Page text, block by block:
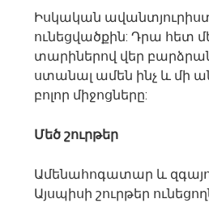
Իսկական
ունեցվածքին: Դրա հետ
տարիներով վեր
ստանալ ամեն ինչ և մի
բոլոր միջոցները:
Մեծ շուրթեր
Ամենահոգատար և
Այսպիսի շուրթեր